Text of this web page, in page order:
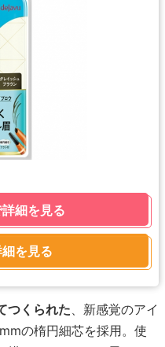
細を見る
を見る
つくられた、新感覚のアイ
の楕円細芯を採用。使